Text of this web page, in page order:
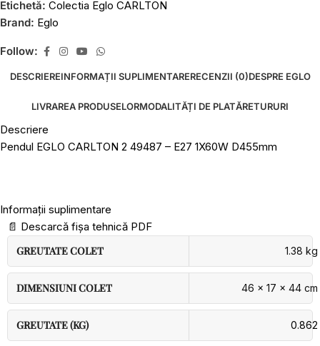
Etichetă: Colectia Eglo CARLTON
Brand: Eglo
Follow:
DESCRIEREINFORMAȚII SUPLIMENTARERECENZII (0)DESPRE EGLO
LIVRAREA PRODUSELORMODALITĂȚI DE PLATĂRETURURI
Descriere
Pendul EGLO CARLTON 2 49487 – E27 1X60W D455mm
Informații suplimentare
📄 Descarcă fișa tehnică PDF
GREUTATE COLET
1.38 kg
DIMENSIUNI COLET 46 × 17 × 44 cm
GREUTATE (KG) 0.862